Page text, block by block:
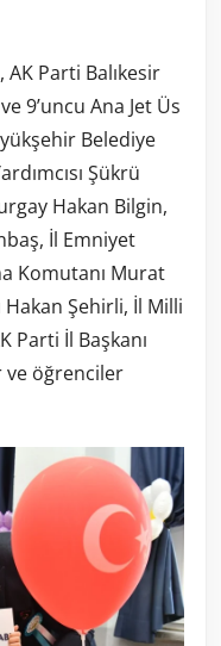
Parti Balıkesir
9’uncu Ana Jet Üs
Belediye
Şükrü
Hakan Bilgin,
İl Emniyet
Komutanı Murat
Hakan Şehirli, İl Milli
Parti İl Başkanı
öğrenciler